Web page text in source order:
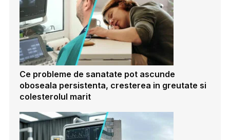
Ce probleme de sanatate pot ascunde
oboseala persistenta, cresterea in greutate si
colesterolul marit